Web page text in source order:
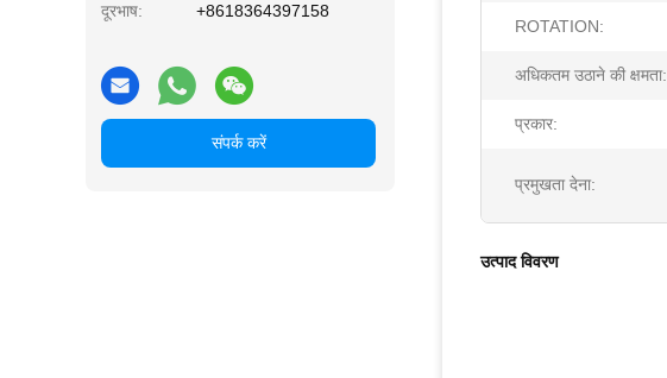
दूरभाष: +8618364397158
संपर्क करें
ROTATION:
अधिकतम उठाने की क्षमता:
प्रकार:
प्रमुखता देना:
उत्पाद विवरण